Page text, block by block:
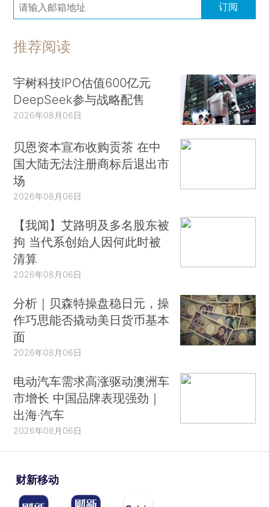
订阅
推荐阅读
宇树科技IPO估值600亿元
DeepSeek参与战略配售
2026年08月06日
贝恩资本宣布收购贡茶 在中
国大陆无法注册商标后退出市
场
2026年08月06日
【我闻】艾路明及多名股东被
拘 当代系创始人因何此时被
清算
2026年08月06日
分析｜贝森特操盘稳日元，操
作巧思能否撬动美日货币基本
面
2026年08月06日
电动汽车需求高涨驱动澳洲车
市增长 中国品牌表现强劲｜
出海·汽车
2026年08月06日
财新移动